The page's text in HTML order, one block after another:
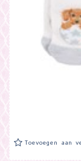
Toevoegen